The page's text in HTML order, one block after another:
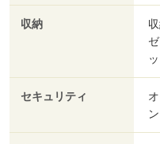
収納
セキュリティ